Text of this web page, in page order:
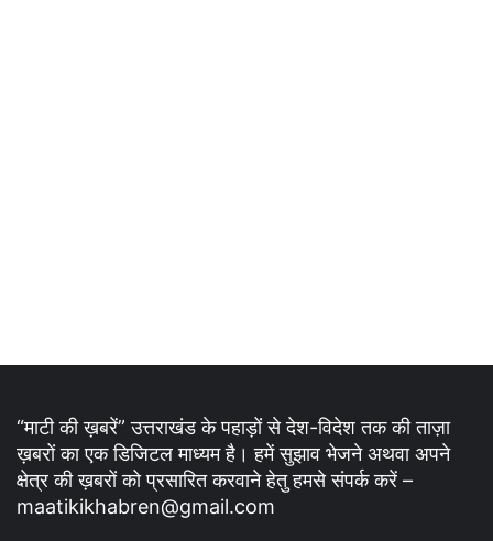
“माटी की ख़बरें” उत्तराखंड के पहाड़ों से देश-विदेश तक की ताज़ा
ख़बरों का एक डिजिटल माध्यम है। हमें सुझाव भेजने अथवा अपने
क्षेत्र की ख़बरों को प्रसारित करवाने हेतु हमसे संपर्क करें –
maatikikhabren@gmail.com